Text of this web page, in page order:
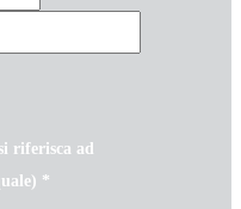
riferisca ad
*